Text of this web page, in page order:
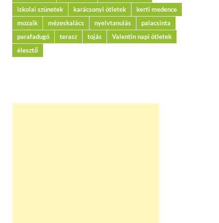
iskolai szünetek
karácsonyi ötletek
kerti medence
mozaik
mézeskalács nyelvtanulás
palacsinta
parafadugó
terasz tojás
Valentin napi ötletek
élesztő